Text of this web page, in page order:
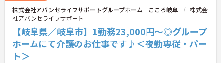
株式会社アバンセライフサポートグループホーム こころ岐阜
株式会
社アバンセライフサポート
【岐阜県／岐阜市】1勤務23,000円～◎グループ
ホームにて介護のお仕事です♪＜夜勤専従・パー
ト＞